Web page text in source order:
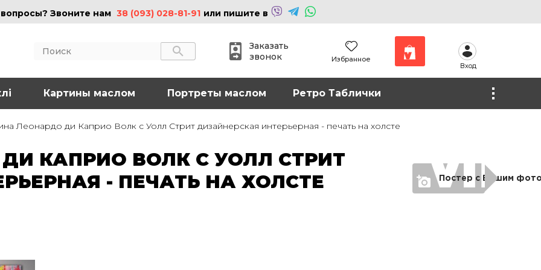
Звоните нам 38 (093) 028-81-91 или пишите в
Заказать
звонок
Избранное
Вход
Картины маслом Портреты маслом Ретро Таблички
Леонардо ди Каприо Волк с Уолл Стрит дизайнерская интерьерная - печать на холсте
КАПРИО ВОЛК С УОЛЛ СТРИТ
- ПЕЧАТЬ НА ХОЛСТЕ
Постер с Вашим
(093) 028-81-91
vip.com.ua
ИНФОРМАЦИЯ
Картины на холсте
Картины на стекле
Цены
Доставка и возврат
Наши работы